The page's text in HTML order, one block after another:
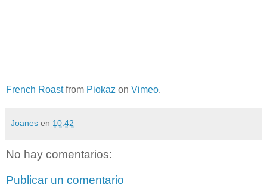
French Roastfrom Piokaz on Vimeo.
Joanes en 10:42
No hay comentarios:
Publicar un comentario